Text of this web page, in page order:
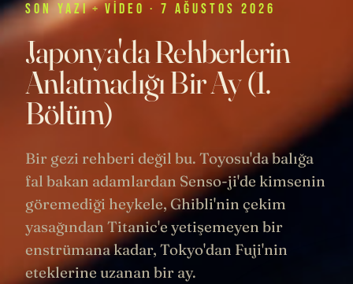
SON YAZI + VIDEO · 7 AĞUSTOS 2026
Japonya'da Rehberlerin
Anlatmadığı Bir Ay (1.
Bölüm)
Bir gezi rehberi değil bu. Toyosu'da balığa
fal bakan adamlardan Senso-ji'de kimsenin
göremediği heykele, Ghibli'nin çekim
yasağından Titanic'e yetişemeyen bir
enstrümana kadar, Tokyo'dan Fuji'nin
eteklerine uzanan bir ay.